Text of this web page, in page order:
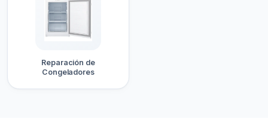
Reparación de
Congeladores